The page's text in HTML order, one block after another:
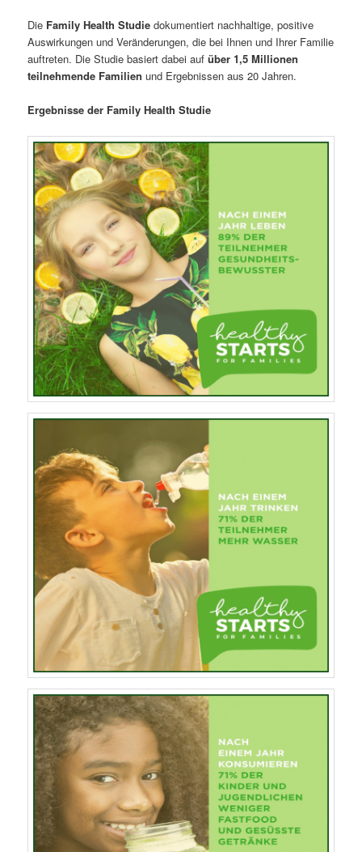
Die Family Health Studie dokumentiert nachhaltige, positive
Auswirkungen und Veränderungen, die bei Ihnen und Ihrer Familie
auftreten. Die Studie basiert dabei aufüber 1,5 Millionen
teilnehmende Familien und Ergebnissen aus 20 Jahren.
Ergebnisse der Family Health Studie